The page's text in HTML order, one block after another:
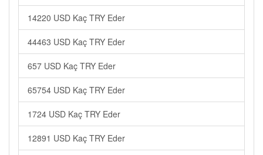
14220 USD Kaç TRY Eder
44463 USD Kaç TRY Eder
657 USD Kaç TRY Eder
65754 USD Kaç TRY Eder
1724 USD Kaç TRY Eder
12891 USD Kaç TRY Eder